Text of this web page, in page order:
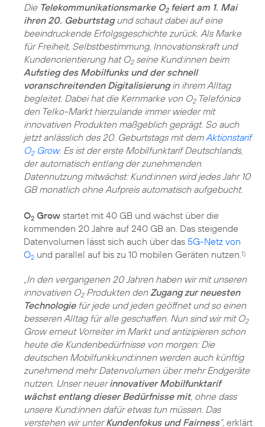
Die Telekommunikationsmarke O2feiert am 1. Mai
ihren 20. Geburtstagund schaut dabei auf eine
beeindruckende Erfolgsgeschichte zurück. Als Marke
für Freiheit, Selbstbestimmung, Innovationskraft und
Kundenorientierung hat O2seine Kund:innen beim
Aufstieg des Mobilfunks und der schnell
voranschreitenden Digitalisierungin ihrem Alltag
begleitet. Dabei hat die Kernmarke von O2Telefónica
den Telko-Markt hierzulande immer wieder mit
innovativen Produkten maßgeblich geprägt. So auch
jetzt anlässlich des 20. Geburtstags mit dem Aktionstarif
O2Grow. Es ist der erste Mobilfunktarif Deutschlands,
der automatisch entlang der zunehmenden
Datennutzung mitwächst: Kund:innen wird jedes Jahr 10
GB monatlich ohne Aufpreis automatisch aufgebucht.
O2 Grow startet mit 40 GB und wächst über die
kommenden 20 Jahre auf 240 GB an. Das steigende
Datenvolumen lässt sich auch über das 5G-Netz von
O2 und parallel auf bis zu 10 mobilen Geräten nutzen. 1)
„In den vergangenen 20 Jahren haben wir mit unseren
innovativen O2Produkten den Zugang zur neuesten
Technologiefür jede und jeden geöffnet und so einen
besseren Alltag für alle geschaffen. Nun sind wir mit O2
Grow erneut Vorreiter im Markt und antizipieren schon
heute die Kundenbedürfnisse von morgen: Die
deutschen Mobilfunkkund:innen werden auch künftig
zunehmend mehr Datenvolumen über mehr Endgeräte
nutzen. Unser neuerinnovativer Mobilfunktarif
wächst entlang dieser Bedürfnisse mit, ohne dass
unsere Kund:innen dafür etwas tun müssen. Das
verstehen wir unterKundenfokus und Fairness“, erklärt